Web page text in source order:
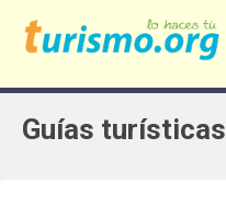
Guías turísticas